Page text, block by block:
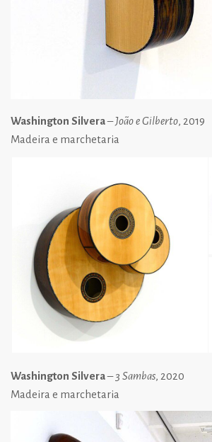
Washington Silvera–João e Gilberto, 2019
Madeira e marchetaria
Washington Silvera–3 Sambas, 2020
Madeira e marchetaria